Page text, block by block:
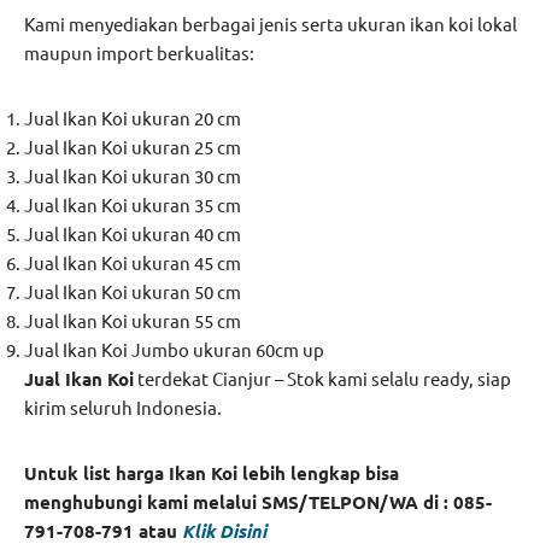
Kami menyediakan berbagai jenis serta ukuran ikan koi lokal
maupun import berkualitas:
Jual Ikan Koi ukuran 20 cm
Jual Ikan Koi ukuran 25 cm
Jual Ikan Koi ukuran 30 cm
Jual Ikan Koi ukuran 35 cm
Jual Ikan Koi ukuran 40 cm
Jual Ikan Koi ukuran 45 cm
Jual Ikan Koi ukuran 50 cm
Jual Ikan Koi ukuran 55 cm
Jual Ikan Koi Jumbo ukuran 60cm up
Jual Ikan Koi terdekat Cianjur – Stok kami selalu ready, siap
kirim seluruh Indonesia.
Untuk list harga Ikan Koi lebih lengkap bisa
menghubungi kami melalui SMS/TELPON/WA di : 085-
791-708-791 atau Klik Disini